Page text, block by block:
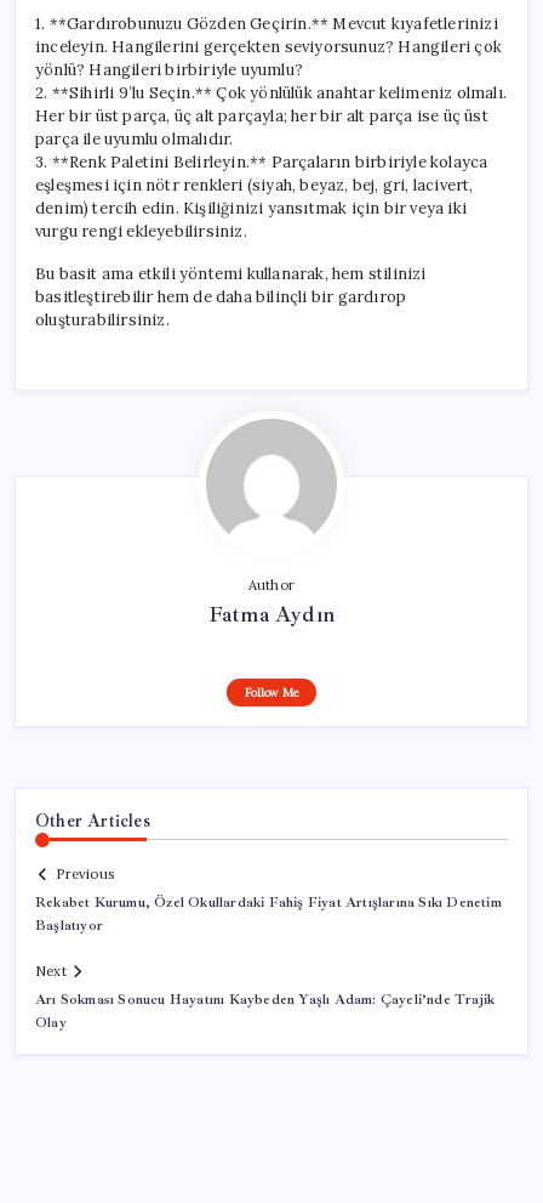
1. **Gardırobunuzu Gözden Geçirin.** Mevcut kıyafetlerinizi
inceleyin. Hangilerini gerçekten seviyorsunuz? Hangileri çok
yönlü? Hangileri birbiriyle uyumlu?
2. **Sihirli 9’lu Seçin.** Çok yönlülük anahtar kelimeniz olmalı.
Her bir üst parça, üç alt parçayla; her bir alt parça ise üç üst
parça ile uyumlu olmalıdır.
3. **Renk Paletini Belirleyin.** Parçaların birbiriyle kolayca
eşleşmesi için nötr renkleri (siyah, beyaz, bej, gri, lacivert,
denim) tercih edin. Kişiliğinizi yansıtmak için bir veya iki
vurgu rengi ekleyebilirsiniz.
Bu basit ama etkili yöntemi kullanarak, hem stilinizi
basitleştirebilir hem de daha bilinçli bir gardırop
oluşturabilirsiniz.
Author
Fatma Aydın
Follow Me
Other Articles
Previous
Rekabet Kurumu, Özel Okullardaki Fahiş Fiyat Artışlarına Sıkı Denetim
Başlatıyor
Next
Arı Sokması Sonucu Hayatını Kaybeden Yaşlı Adam: Çayeli’nde Trajik
Olay